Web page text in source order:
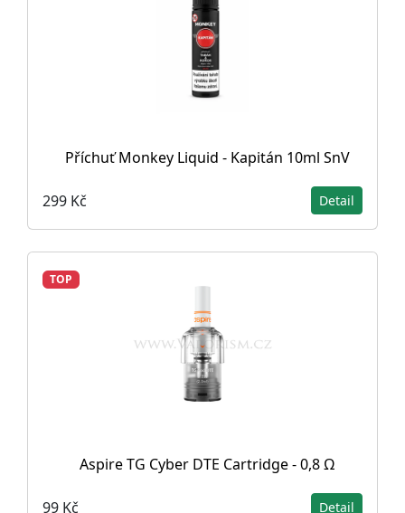
Příchuť Monkey Liquid - Kapitán 10ml SnV
299 Kč Detail
TOP
Aspire TG Cyber DTE Cartridge - 0,8 Ω
99 Kč Detail